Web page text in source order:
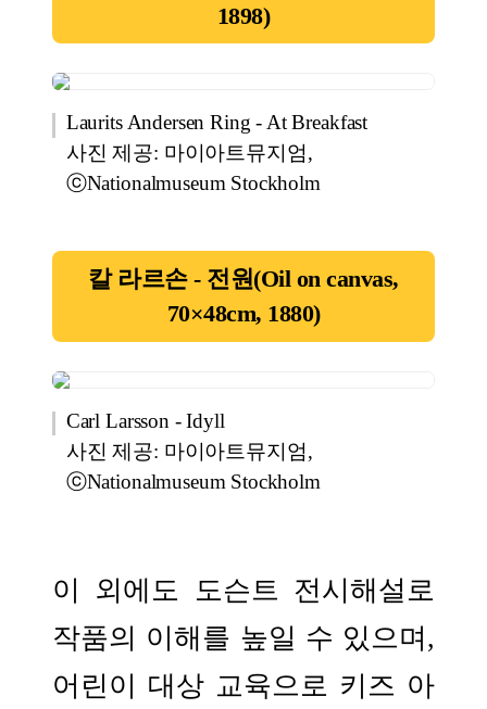
1898)
Laurits Andersen Ring - At Breakfast
사진 제공: 마이아트뮤지엄,
ⓒNationalmuseum Stockholm
칼 라르손 - 전원(Oil on canvas,
70×48cm, 1880)
Carl Larsson - Idyll
사진 제공: 마이아트뮤지엄,
ⓒNationalmuseum Stockholm
이 외에도 도슨트 전시해설로
작품의 이해를 높일 수 있으며,
어린이 대상 교육으로 키즈 아